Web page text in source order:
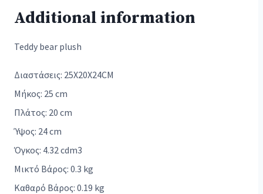
Additional information
Teddy bear plush
Διαστάσεις: 25X20X24CM
Μήκος: 25 cm
Πλάτος: 20 cm
Ύψος: 24 cm
Όγκος: 4.32 cdm3
Μικτό Βάρος: 0.3 kg
Καθαρό Βάρος: 0.19 kg